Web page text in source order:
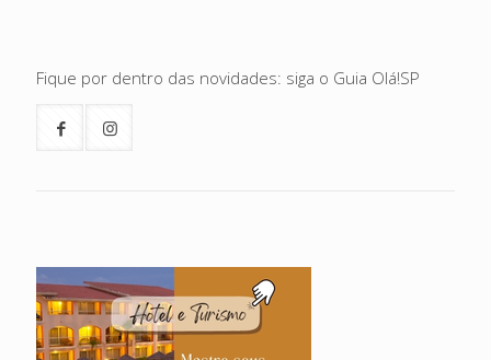
Fique por dentro das novidades: siga o Guia Olá!SP